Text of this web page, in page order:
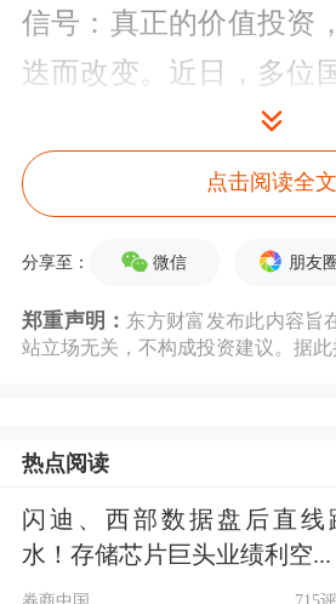
信号：真正的价值投资
迭而改变。近日，多位
面新闻记者表达了自己
的感受。
重阳投资合伙人舒泰峰
点击阅读全文
分享至： 微信 朋友圈
郑重声明： 东方财富发布此内容旨
站立场无关，不构成投资建议。据此
热点阅读
闪迪、西部数据盘后直线
水！存储芯片巨头业绩利空...